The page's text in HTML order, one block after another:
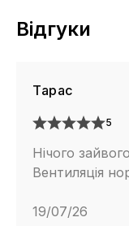
Відгуки
Тарас
5
Нічого
Вентиляція
19/07/26